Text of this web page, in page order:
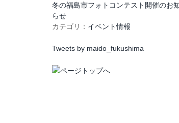
冬の福島市フォトコンテスト開催のお
らせ
カテゴリ： イベント情報
Tweets by maido_fukushima